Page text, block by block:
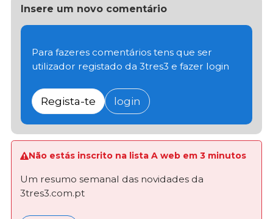
Insere um novo comentário
Para fazeres comentários tens que ser
utilizador registado da 3tres3 e fazer login
Regista-te login
Não estás inscrito na lista A web em 3 minutos
Um resumo semanal das novidades da
3tres3.com.pt